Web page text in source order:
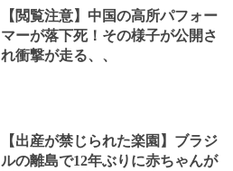
【閲覧注意】中国の高所パフォー
マーが落下死！その様子が公開さ
れ衝撃が走る、、
【出産が禁じられた楽園】ブラジ
ルの離島で12年ぶりに赤ちゃんが